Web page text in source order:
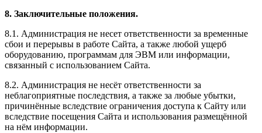
8. Заключительные положения.
8.1. Администрация не несет ответственности за временные
сбои и перерывы в работе Сайта, а также любой ущерб
оборудованию, программам для ЭВМ или информации,
связанный с использованием Сайта.
8.2. Администрация не несёт ответственности за
неблагоприятные последствия, а также за любые убытки,
причинённые вследствие ограничения доступа к Сайту или
вследствие посещения Сайта и использования размещённой
на нём информации.